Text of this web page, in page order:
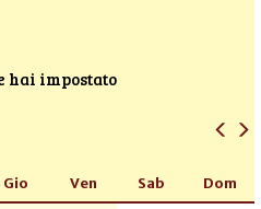
hai impostato
Gio Ven Sab Dom